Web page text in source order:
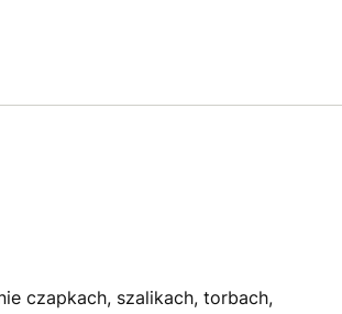
czapkach, szalikach, torbach,